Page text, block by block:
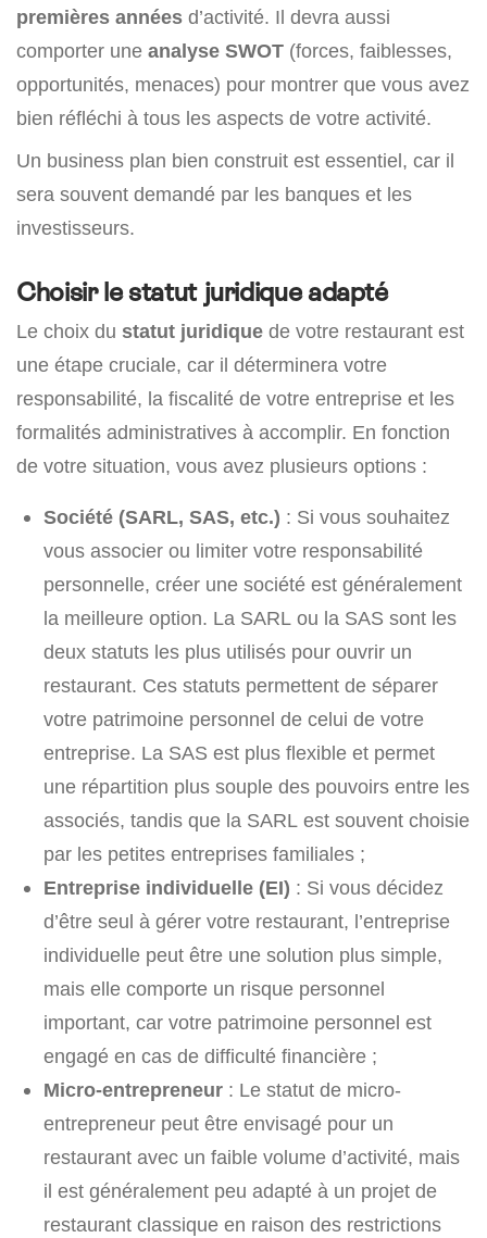
premières années d’activité. Il devra aussi
comporter une analyse SWOT (forces, faiblesses,
opportunités, menaces) pour montrer que vous avez
bien réfléchi à tous les aspects de votre activité.
Un business plan bien construit est essentiel, car il
sera souvent demandé par les banques et les
investisseurs.
Choisir le statut juridique adapté
Le choix du statut juridique de votre restaurant est
une étape cruciale, car il déterminera votre
responsabilité, la fiscalité de votre entreprise et les
formalités administratives à accomplir. En fonction
de votre situation, vous avez plusieurs options :
Société (SARL, SAS, etc.) : Si vous souhaitez
vous associer ou limiter votre responsabilité
personnelle, créer une société est généralement
la meilleure option. La SARL ou la SAS sont les
deux statuts les plus utilisés pour ouvrir un
restaurant. Ces statuts permettent de séparer
votre patrimoine personnel de celui de votre
entreprise. La SAS est plus flexible et permet
une répartition plus souple des pouvoirs entre les
associés, tandis que la SARL est souvent choisie
par les petites entreprises familiales ;
Entreprise individuelle (EI) : Si vous décidez
d’être seul à gérer votre restaurant, l’entreprise
individuelle peut être une solution plus simple,
mais elle comporte un risque personnel
important, car votre patrimoine personnel est
engagé en cas de difficulté financière ;
Micro-entrepreneur : Le statut de micro-
entrepreneur peut être envisagé pour un
restaurant avec un faible volume d’activité, mais
il est généralement peu adapté à un projet de
restaurant classique en raison des restrictions